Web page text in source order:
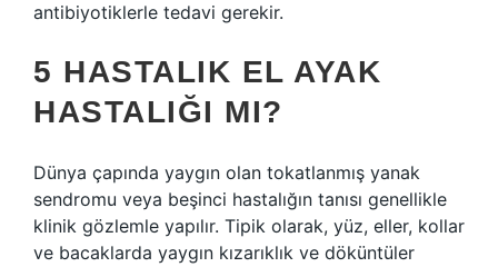
antibiyotiklerle tedavi gerekir.
5 HASTALIK EL AYAK
HASTALIĞI MI?
Dünya çapında yaygın olan tokatlanmış yanak
sendromu veya beşinci hastalığın tanısı genellikle
klinik gözlemle yapılır. Tipik olarak, yüz, eller, kollar
ve bacaklarda yaygın kızarıklık ve döküntüler